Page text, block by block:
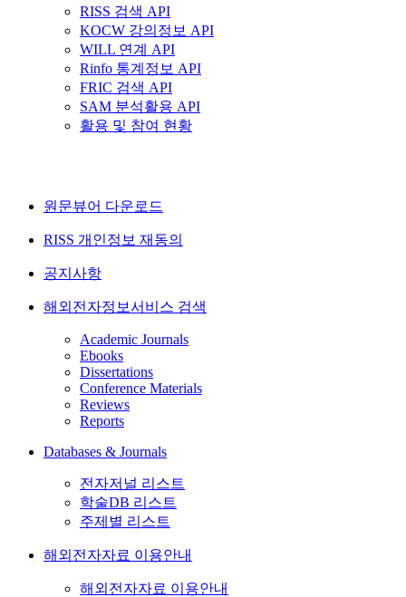
RISS 검색 API
KOCW 강의정보 API
WILL 연계 API
Rinfo 통계정보 API
FRIC 검색 API
SAM 분석활용 API
활용 및 참여 현황
원문뷰어 다운로드
RISS 개인정보 재동의
공지사항
해외전자정보서비스 검색
Academic Journals
Ebooks
Dissertations
Conference Materials
Reviews
Reports
Databases & Journals
전자저널 리스트
학술DB 리스트
주제별 리스트
해외전자자료 이용안내
해외전자자료 이용안내